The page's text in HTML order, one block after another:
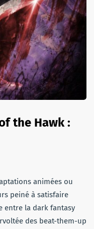
the Hawk :
animées ou
peiné à satisfaire
entre la dark fantasy
des beat-them-up